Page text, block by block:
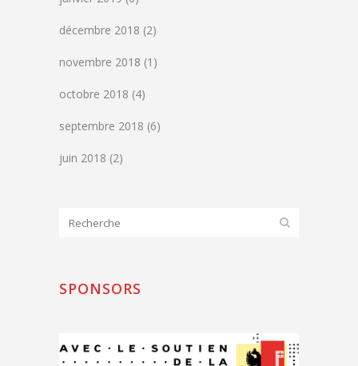
décembre 2018 (2)
novembre 2018 (1)
octobre 2018 (4)
septembre 2018 (6)
juin 2018 (2)
SPONSORS